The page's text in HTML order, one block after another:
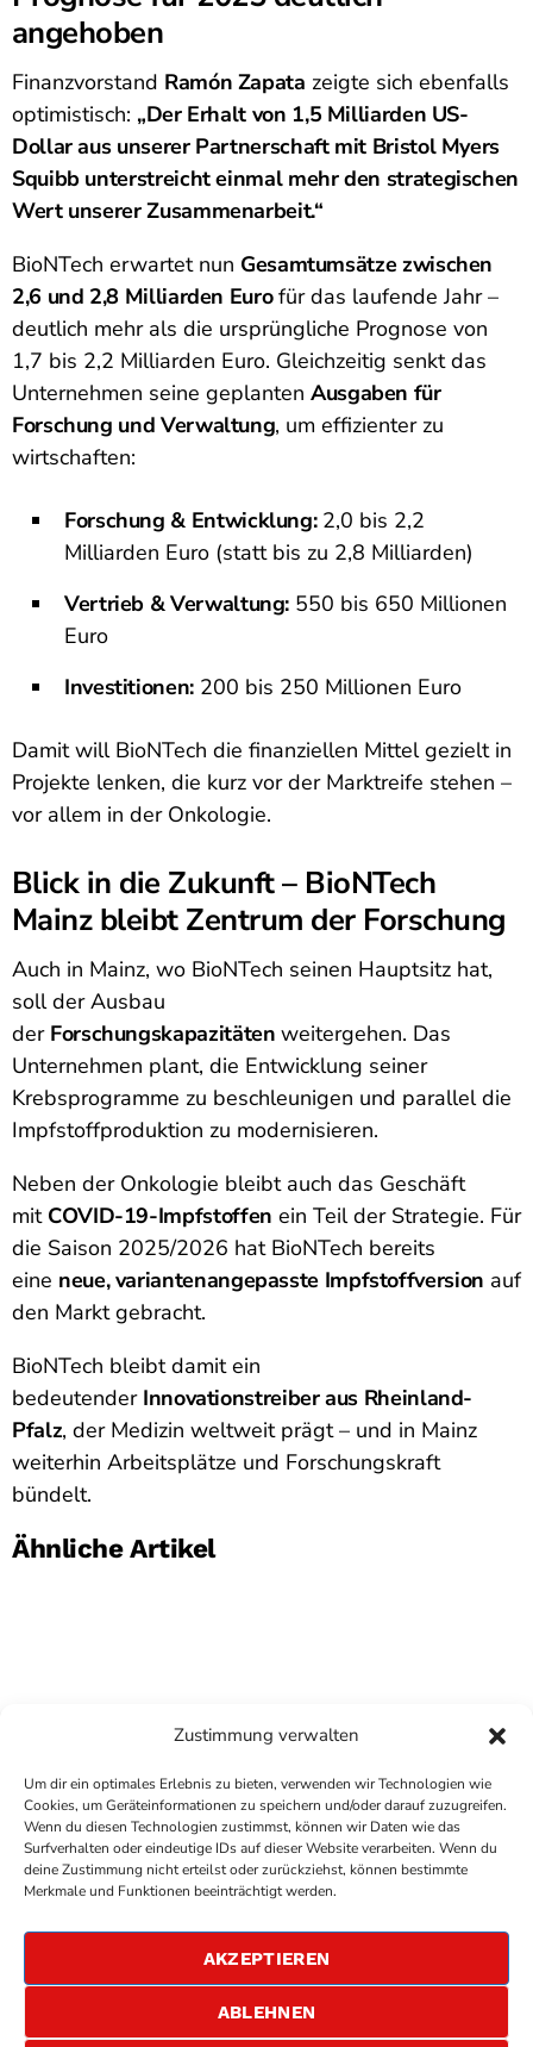
Zustimmung verwalten
Um dir ein optimales Erlebnis zu bieten, verwenden wir Technologien wie
Cookies, um Geräteinformationen zu speichern und/oder darauf zuzugreifen.
Wenn du diesen Technologien zustimmst, können wir Daten wie das
Surfverhalten oder eindeutige IDs auf dieser Website verarbeiten. Wenn du
deine Zustimmung nicht erteilst oder zurückziehst, können bestimmte
Merkmale und Funktionen beeinträchtigt werden.
AKZEPTIEREN
ABLEHNEN
angehoben
Finanzvorstand Ramón Zapata zeigte sich ebenfalls
optimistisch: „Der Erhalt von 1,5 Milliarden US-
Dollar aus unserer Partnerschaft mit Bristol Myers
Squibb unterstreicht einmal mehr den strategischen
Wert unserer Zusammenarbeit.“
BioNTech erwartet nun Gesamtumsätze zwischen
2,6 und 2,8 Milliarden Eurofür das laufende Jahr –
deutlich mehr als die ursprüngliche Prognose von
1,7 bis 2,2 Milliarden Euro. Gleichzeitig senkt das
Unternehmen seine geplanten Ausgaben für
Forschung und Verwaltung, um effizienter zu
wirtschaften:
Forschung & Entwicklung:2,0 bis 2,2
Milliarden Euro (statt bis zu 2,8 Milliarden)
Vertrieb & Verwaltung: 550 bis 650 Millionen
Euro
Investitionen:200 bis 250 Millionen Euro
Damit will BioNTech die finanziellen Mittel gezielt in
Projekte lenken, die kurz vor der Marktreife stehen –
vor allem in der Onkologie.
Blick in die Zukunft – BioNTech
Mainz bleibt Zentrum der Forschung
Auch in Mainz, wo BioNTech seinen Hauptsitz hat,
soll der Ausbau
der Forschungskapazitäten weitergehen. Das
Unternehmen plant, die Entwicklung seiner
Krebsprogramme zu beschleunigen und parallel die
Impfstoffproduktion zu modernisieren.
Neben der Onkologie bleibt auch das Geschäft
mit COVID-19-Impfstoffen ein Teil der Strategie. Für
die Saison 2025/2026 hat BioNTech bereits
eine neue, variantenangepasste Impfstoffversion auf
den Markt gebracht.
BioNTech bleibt damit ein
bedeutender Innovationstreiber aus Rheinland-
Pfalz, der Medizin weltweit prägt – und in Mainz
weiterhin Arbeitsplätze und Forschungskraft
bündelt.
Ähnliche Artikel
COPYRIGHTANTENNE BAD KREUZNACH
DATENSCHUTZERKLÄRUNG
ALLGEMEINE GESCHÄFTSBEDINGUNGEN